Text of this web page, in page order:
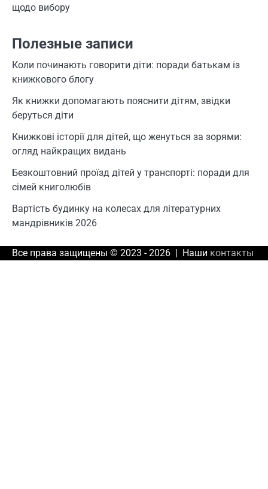
щодо вибору
Полезные записи
Коли починають говорити діти: поради батькам із
книжкового блогу
Як книжки допомагають пояснити дітям, звідки
беруться діти
Книжкові історії для дітей, що женуться за зорями:
огляд найкращих видань
Безкоштовний проїзд дітей у транспорті: поради для
сімей книголюбів
Вартість будинку на колесах для літературних
мандрівників 2026
Все права защищены © 2023 - 2026 | Наши контакты